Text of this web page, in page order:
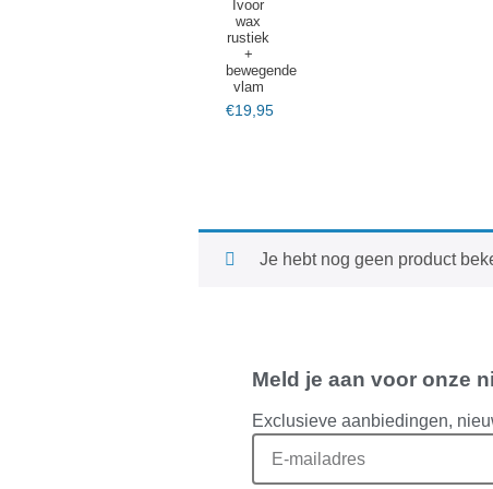
Ivoor
wax
rustiek
+
bewegende
vlam
€19,95
Je hebt nog geen product
Meld je aan voor onze
Exclusieve aanbiedingen,